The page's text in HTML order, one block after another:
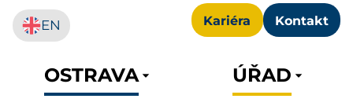
Kariéra Kontakt
EN
OSTRAVA
ÚŘAD